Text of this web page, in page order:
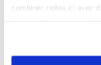
combiner celles-ci avec
Moule Orfée Ohra®